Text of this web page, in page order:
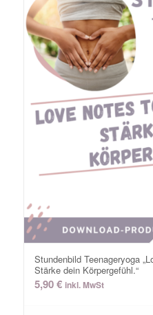
Stundenbild Teenageryoga
Stärke dein Körpergefühl.“
5,90€ inkl. MwSt